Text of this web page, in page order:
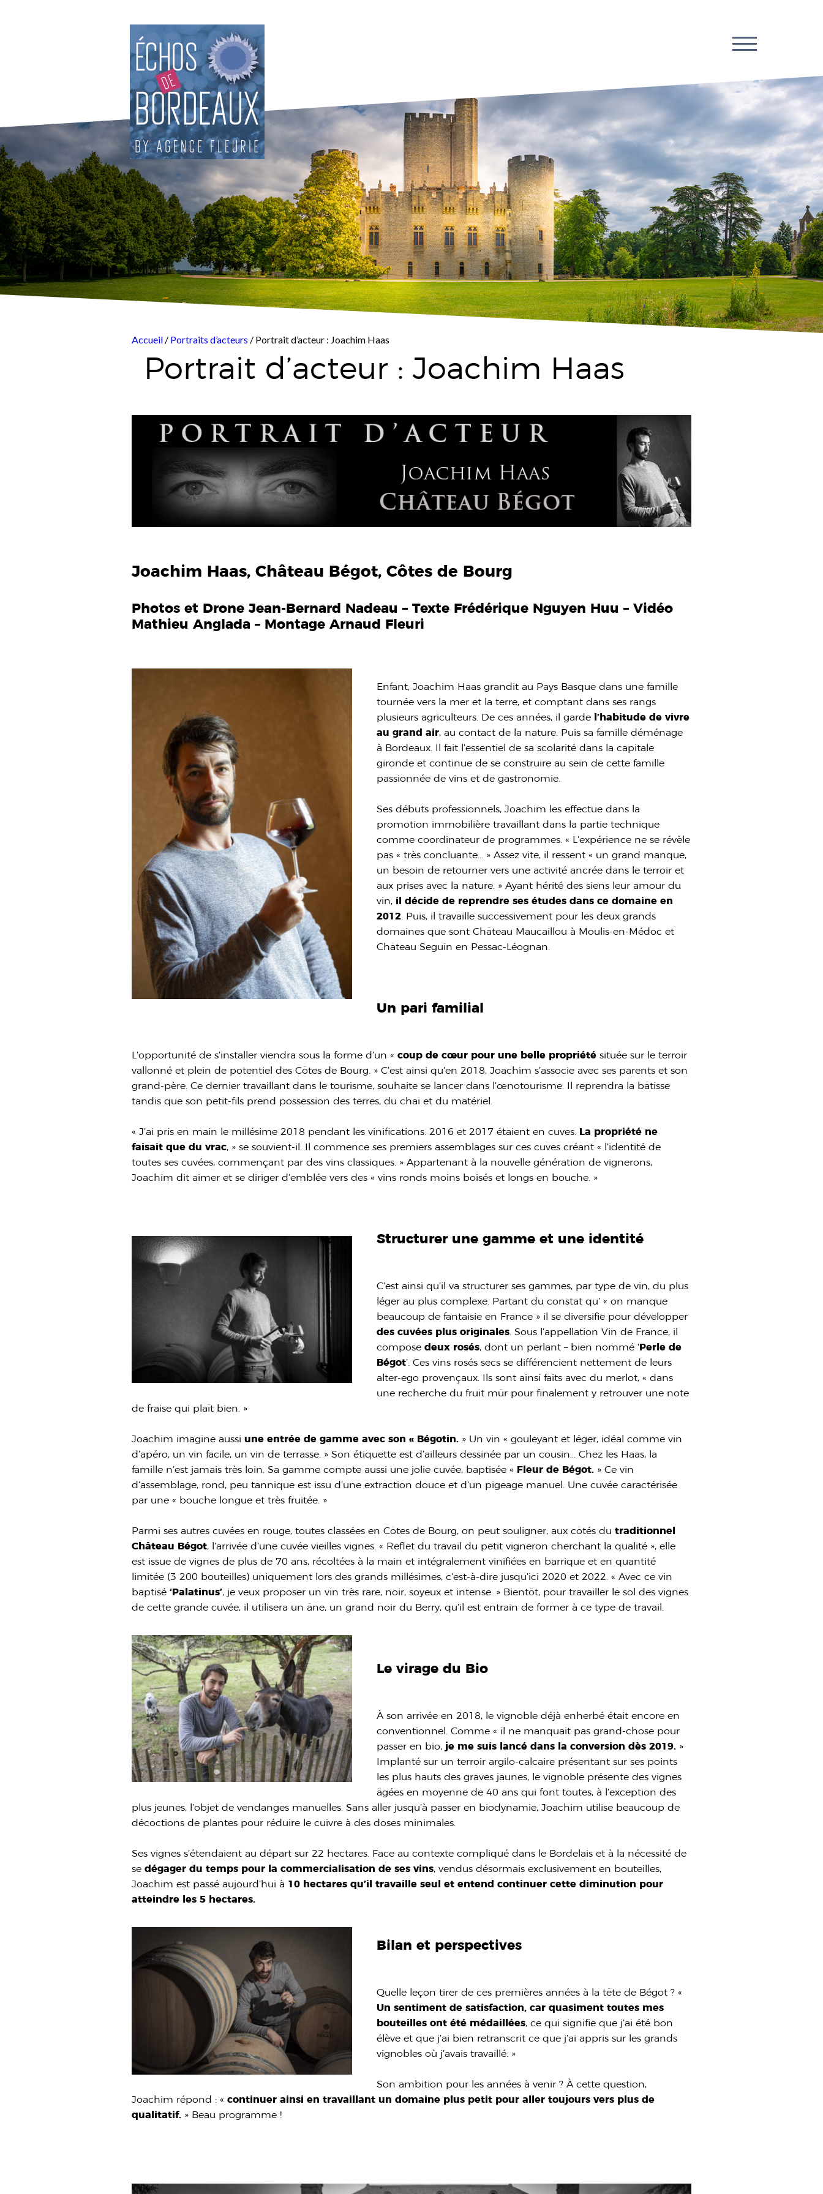
Accueil / Portraits d’acteurs / Portrait d’acteur : Joachim Haas
Portrait d’acteur : Joachim Haas
Joachim Haas, Château Bégot, Côtes de Bourg
Photos et Drone Jean-Bernard Nadeau – Texte Frédérique Nguyen Huu – Vidéo
Mathieu Anglada – Montage Arnaud Fleuri
Enfant, Joachim Haas grandit au Pays Basque dans une famille
tournée vers la mer et la terre, et comptant dans ses rangs
plusieurs agriculteurs. De ces années, il garde l’habitude de vivre
au grand air, au contact de la nature. Puis sa famille déménage
à Bordeaux. Il fait l’essentiel de sa scolarité dans la capitale
gironde et continue de se construire au sein de cette famille
passionnée de vins et de gastronomie.
Ses débuts professionnels, Joachim les effectue dans la
promotion immobilière travaillant dans la partie technique
comme coordinateur de programmes. « L’expérience ne se révèle
pas « très concluante… » Assez vite, il ressent « un grand manque,
un besoin de retourner vers une activité ancrée dans le terroir et
aux prises avec la nature. » Ayant hérité des siens leur amour du
vin, il décide de reprendre ses études dans ce domaine en
2012 . Puis, il travaille successivement pour les deux grands
domaines que sont Château Maucaillou à Moulis-en-Médoc et
Château Seguin en Pessac-Léognan.
Un pari familial
L’opportunité de s’installer viendra sous la forme d’un «coup de cœur pour une belle propriété située sur le terroir
vallonné et plein de potentiel des Côtes de Bourg. » C’est ainsi qu’en 2018, Joachim s’associe avec ses parents et son
grand-père. Ce dernier travaillant dans le tourisme, souhaite se lancer dans l’œnotourisme. Il reprendra la bâtisse
tandis que son petit-fils prend possession des terres, du chai et du matériel.
« J’ai pris en main le millésime 2018 pendant les vinifications. 2016 et 2017 étaient en cuves. La propriété ne
faisait que du vrac, » se souvient-il. Il commence ses premiers assemblages sur ces cuves créant « l’identité de
toutes ses cuvées, commençant par des vins classiques. » Appartenant à la nouvelle génération de vignerons,
Joachim dit aimer et se diriger d’emblée vers des « vins ronds moins boisés et longs en bouche. »
Structurer une gamme et une identité
C’est ainsi qu’il va structurer ses gammes, par type de vin, du plus
léger au plus complexe. Partant du constat qu’ « on manque
beaucoup de fantaisie en France » il se diversifie pour développer
des cuvées plus originales . Sous l’appellation Vin de France, il
composedeux rosés, dont un perlant – bien nommé ‘Perle de
Bégot’. Ces vins rosés secs se différencient nettement de leurs
alter-ego provençaux. Ils sont ainsi faits avec du merlot, « dans
une recherche du fruit mûr pour finalement y retrouver une note
de fraise qui plaît bien. »
Joachim imagine aussiune entrée de gamme avec son « Bégotin. » Un vin « gouleyant et léger, idéal comme vin
d’apéro, un vin facile, un vin de terrasse. » Son étiquette est d’ailleurs dessinée par un cousin… Chez les Haas, la
famille n’est jamais très loin. Sa gamme compte aussi une jolie cuvée, baptisée « Fleur de Bégot. » Ce vin
d’assemblage, rond, peu tannique est issu d’une extraction douce et d’un pigeage manuel. Une cuvée caractérisée
par une « bouche longue et très fruitée. »
Parmi ses autres cuvées en rouge, toutes classées en Côtes de Bourg, on peut souligner, aux côtés dutraditionnel
Château Bégot, l’arrivée d’une cuvée vieilles vignes. « Reflet du travail du petit vigneron cherchant la qualité », elle
est issue de vignes de plus de 70 ans, récoltées à la main et intégralement vinifiées en barrique et en quantité
limitée (3 200 bouteilles) uniquement lors des grands millésimes, c’est-à-dire jusqu’ici 2020 et 2022. « Avec ce vin
baptisé‘Palatinus’, je veux proposer un vin très rare, noir, soyeux et intense. » Bientôt, pour travailler le sol des vignes
de cette grande cuvée, il utilisera un âne, un grand noir du Berry, qu’il est entrain de former à ce type de travail.
Le virage du Bio
À son arrivée en 2018, le vignoble déjà enherbé était encore en
conventionnel. Comme « il ne manquait pas grand-chose pour
passer en bio, je me suis lancé dans la conversion dès 2019. »
Implanté sur un terroir argilo-calcaire présentant sur ses points
les plus hauts des graves jaunes, le vignoble présente des vignes
âgées en moyenne de 40 ans qui font toutes, à l’exception des
plus jeunes, l’objet de vendanges manuelles. Sans aller jusqu’à passer en biodynamie, Joachim utilise beaucoup de
décoctions de plantes pour réduire le cuivre à des doses minimales.
Ses vignes s’étendaient au départ sur 22 hectares. Face au contexte compliqué dans le Bordelais et à la nécessité de
sedégager du temps pour la commercialisation de ses vins, vendus désormais exclusivement en bouteilles,
Joachim est passé aujourd’hui à 10 hectares qu’il travaille seul et entend continuer cette diminution pour
atteindre les 5 hectares.
Bilan et perspectives
Quelle leçon tirer de ces premières années à la tête de Bégot ? «
Un sentiment de satisfaction, car quasiment toutes mes
bouteilles ont été médaillées, ce qui signifie que j’ai été bon
élève et que j’ai bien retranscrit ce que j’ai appris sur les grands
vignobles où j’avais travaillé. »
Son ambition pour les années à venir ? À cette question,
Joachim répond : « continuer ainsi en travaillant un domaine plus petit pour aller toujours vers plus de
qualitatif. » Beau programme !